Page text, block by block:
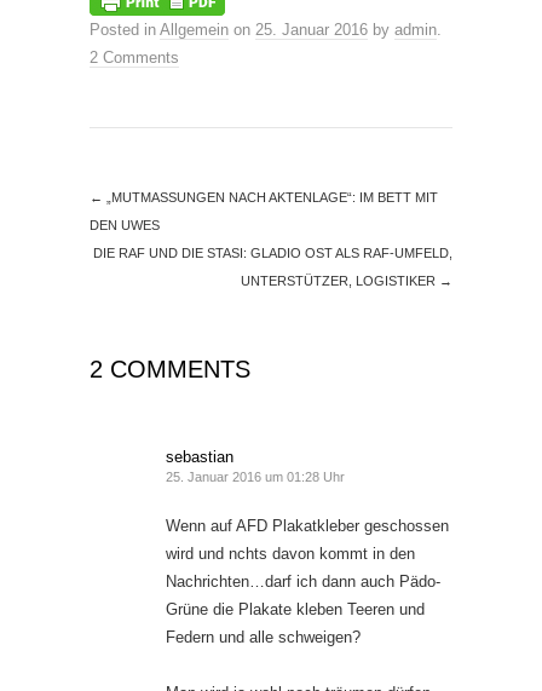
Posted in Allgemein on 25. Januar 2016 by admin.
2 Comments
←
„MUTMASSUNGEN NACH AKTENLAGE“: IM BETT MIT
DEN UWES
DIE RAF UND DIE STASI: GLADIO OST ALS RAF-UMFELD,
UNTERSTÜTZER, LOGISTIKER →
2 COMMENTS
sebastian
25. Januar 2016 um 01:28 Uhr
Wenn auf AFD Plakatkleber geschossen
wird und nchts davon kommt in den
Nachrichten…darf ich dann auch Pädo-
Grüne die Plakate kleben Teeren und
Federn und alle schweigen?